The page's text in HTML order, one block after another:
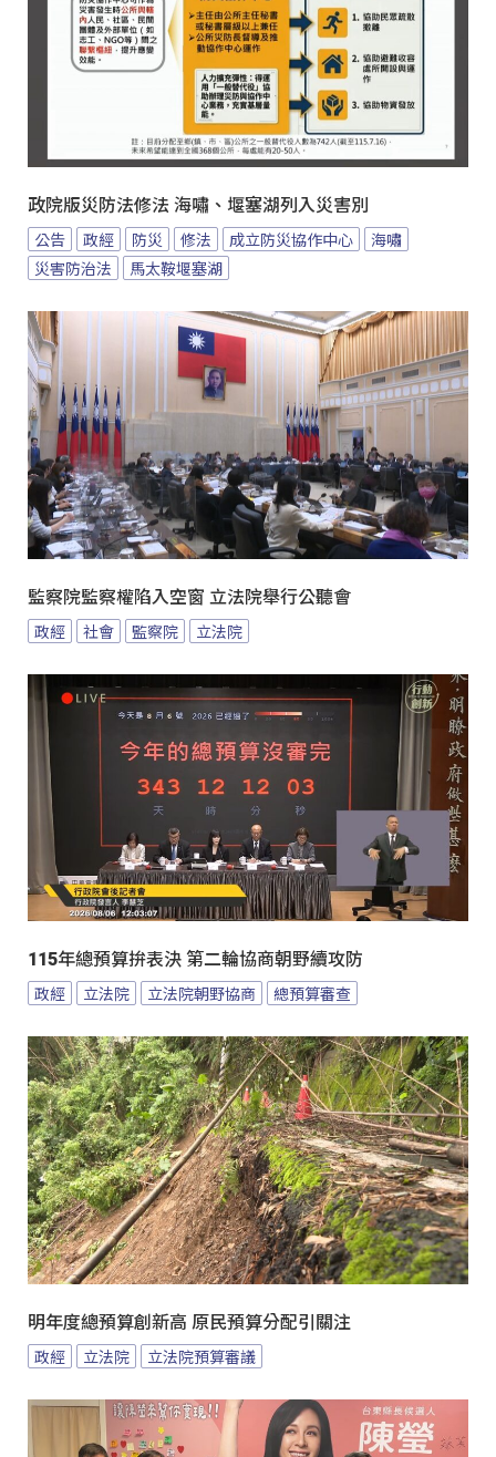
政院版災防法修法 海嘯、堰塞湖列入災害別
公告 政經 防災 修法 成立防災協作中心
海嘯
災害防治法
馬太鞍堰塞湖
監察院監察權陷入空窗 立法院舉行公聽會
政經 社會 監察院 立法院
115年總預算拚表決 第二輪協商朝野續攻防
政經 立法院 立法院朝野協商 總預算審查
明年度總預算創新高 原民預算分配引關注
政經 立法院 立法院預算審議